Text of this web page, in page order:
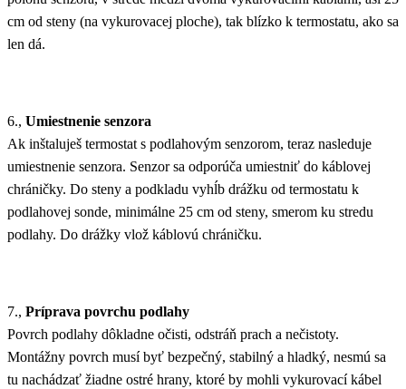
cm od steny (na vykurovacej ploche), tak blízko k termostatu, ako sa
len dá.
6., Umiestnenie senzora
Ak inštaluješ termostat s podlahovým senzorom, teraz nasleduje
umiestnenie senzora. Senzor sa odporúča umiestniť do káblovej
chráničky. Do steny a podkladu vyhĺb drážku od termostatu k
podlahovej sonde, minimálne 25 cm od steny, smerom ku stredu
podlahy. Do drážky vlož káblovú chráničku.
7., Príprava povrchu podlahy
Povrch podlahy dôkladne očisti, odstráň prach a nečistoty.
Montážny povrch musí byť bezpečný, stabilný a hladký, nesmú sa
tu nachádzať žiadne ostré hrany, ktoré by mohli vykurovací kábel